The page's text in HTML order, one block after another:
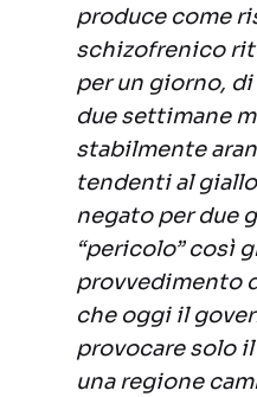
produce come
schizofrenico
per un giorno,
due settimane
stabilmente
tendenti al
negato per due
“pericolo” così
provvedimento
che oggi il
provocare solo
una regione